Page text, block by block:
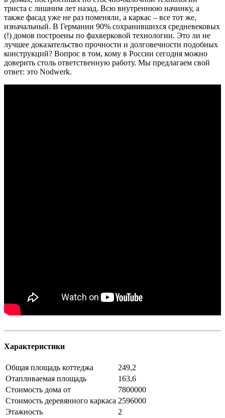
триста с лишним лет назад. Всю внутреннюю начинку, а
также фасад уже не раз поменяли, а каркас – все тот же,
изначальный. В Германии 90% сохранившихся средневековых
(!) домов построены по фахверковой технологии. Это ли не
лучшее доказательство прочности и долговечности подобных
конструкций? Вопрос в том, кому в России сегодня можно
доверить столь ответственную работу. Мы предлагаем свой
ответ: это Nodwerk.
Характеристики
Общая площадь коттеджа
249,2
Отапливаемая площадь
163,6
Стоимость дома от
7800000
Стоимость деревянного каркаса 2596000
Этажность
2